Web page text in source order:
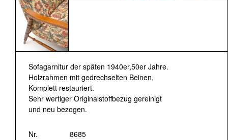
Sofagarnitur der späten 1940er,50er Jahre.
Holzrahmen mit gedrechselten Beinen,
Komplett restauriert.
Sehr wertiger Originalstoffbezug gereinigt
und neu bezogen.
Nr.
8685